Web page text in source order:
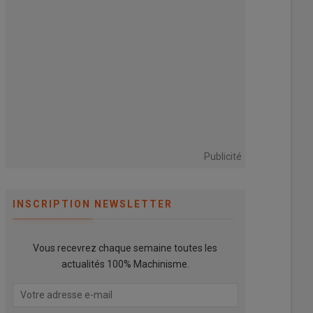
Publicité
INSCRIPTION NEWSLETTER
Vous recevrez chaque semaine toutes les
actualités 100% Machinisme.